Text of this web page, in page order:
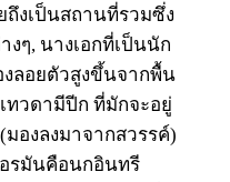
งเป็นสถานที่รวมซึ่ง
งๆ, นางเอกที่เป็นนัก
งลอยตัวสูงขึ้นจากพื้น
วดามีปีก ที่มักจะอยู่
องลงมาจากสวรรค์)
รมันคือนกอินทรี